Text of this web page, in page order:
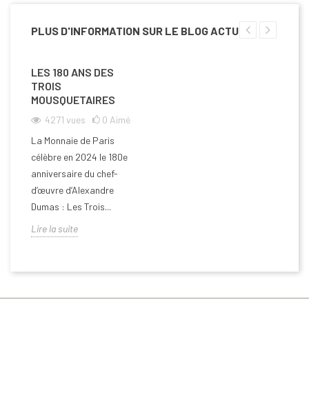
PLUS D'INFORMATION SUR LE BLOG ACTU
LES 180 ANS DES
TROIS
MOUSQUETAIRES
4271 vues 0 Aimé
La Monnaie de Paris
célèbre en 2024 le 180e
anniversaire du chef-
d’œuvre d’Alexandre
Dumas : Les Trois...
Lire la suite